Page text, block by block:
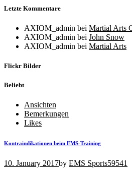
Letzte Kommentare
AXIOM_admin bei Martial Arts
AXIOM_admin bei John Snow
AXIOM_admin bei Martial Arts
Flickr Bilder
Beliebt
Ansichten
Bemerkungen
Likes
Kontraindikationen beim EMS-Training
10. January 2017by EMS Sports59541